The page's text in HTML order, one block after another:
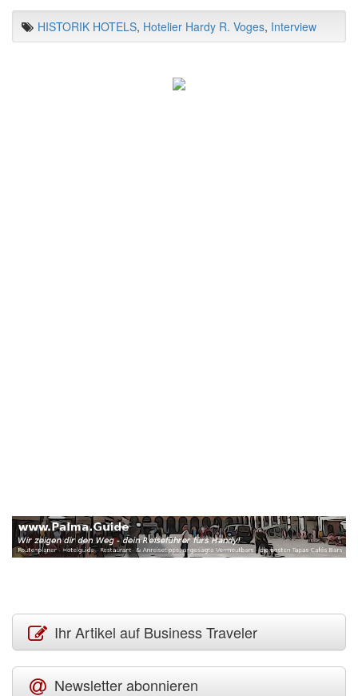
HISTORIK HOTELS, Hotelier Hardy R. Voges, Interview
Ihr Artikel auf Business Traveler
Newsletter abonnieren